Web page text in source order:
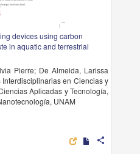
devices using carbon
in aquatic and terrestrial
Pierre; De Almeida, Larissa
en Ciencias y
Aplicadas y Tecnología,
UNAM
share